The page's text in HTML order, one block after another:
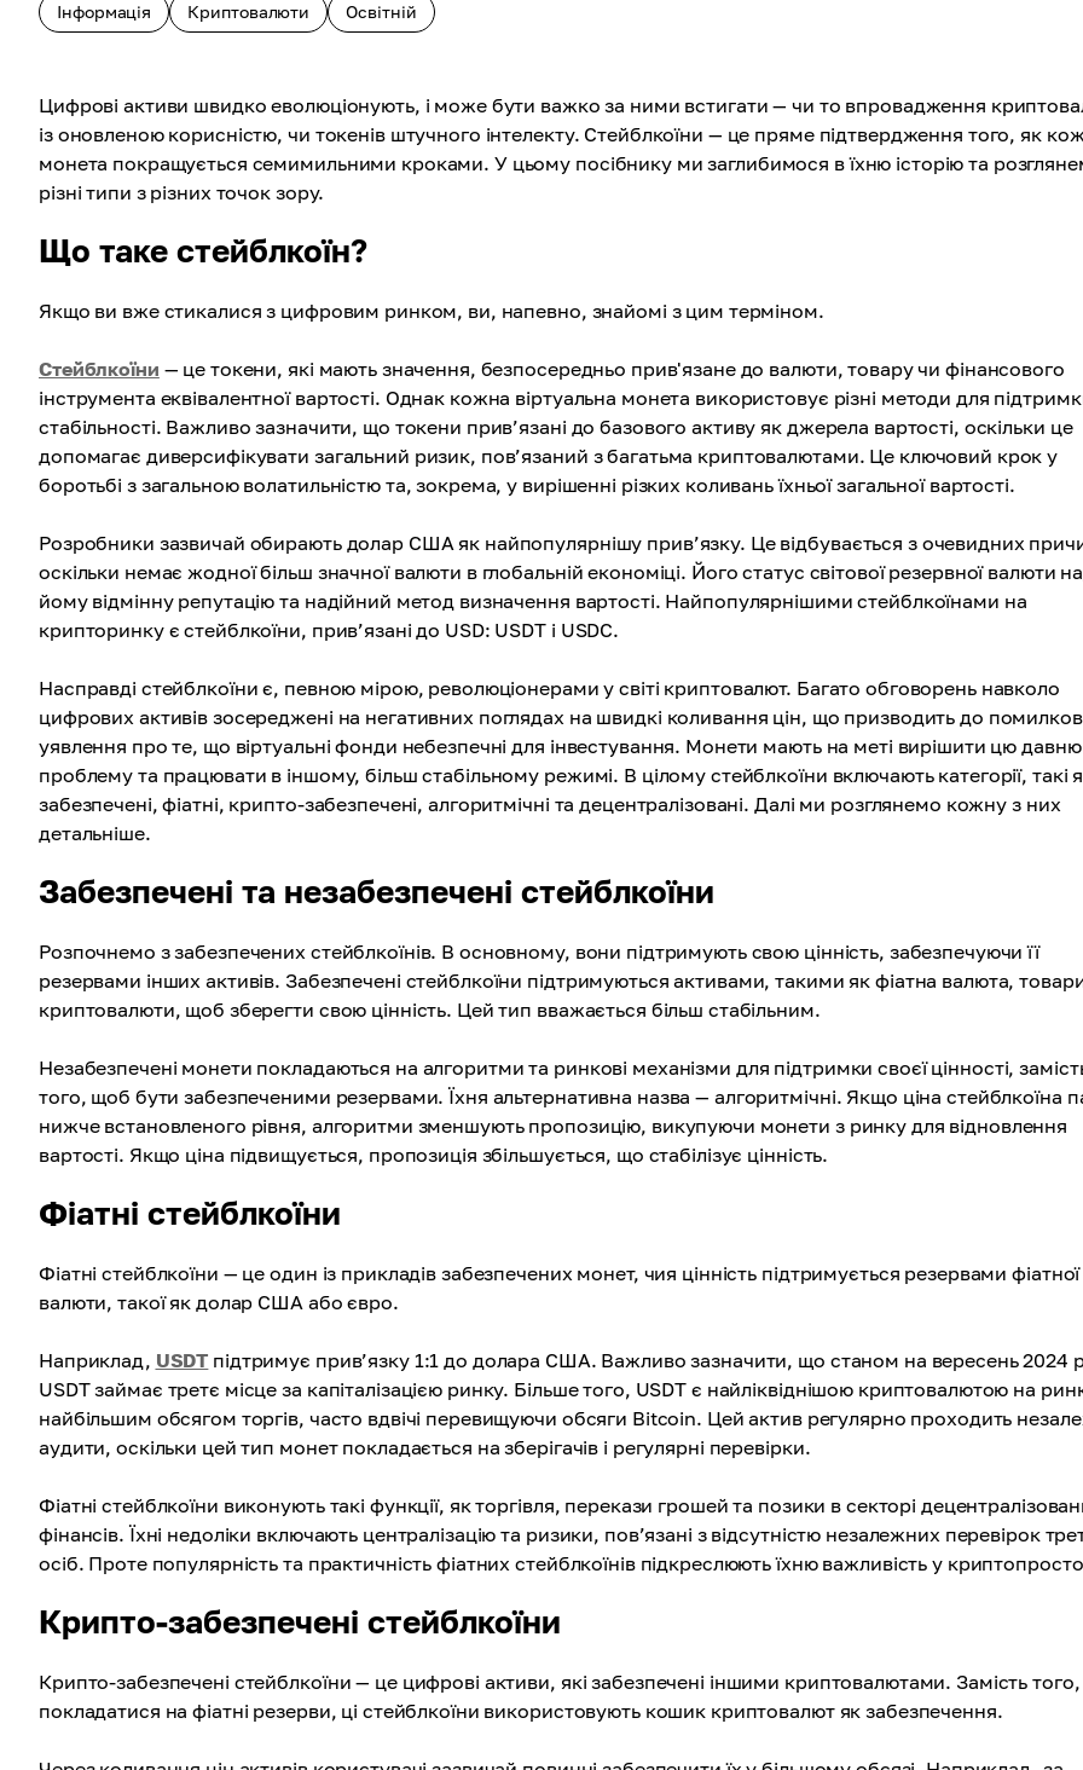
Інформація Криптовалюти Освітній
Цифрові активи швидко еволюціонують, і може бути важко за ними встигати — чи то впровадження
із оновленою корисністю, чи токенів штучного інтелекту. Стейблкоїни — це пряме підтвердження того, як
монета покращується семимильними кроками. У цьому посібнику ми заглибимося в їхню історію та
різні типи з різних точок зору.
Що таке стейблкоїн?
Якщо ви вже стикалися з цифровим ринком, ви, напевно, знайомі з цим терміном.
Стейблкоїни — це токени, які мають значення, безпосередньо прив'язане до валюти, товару чи фінансового
інструмента еквівалентної вартості. Однак кожна віртуальна монета використовує різні методи для
стабільності. Важливо зазначити, що токени прив’язані до базового активу як джерела вартості, оскільки це
допомагає диверсифікувати загальний ризик, пов’язаний з багатьма криптовалютами. Це ключовий крок у
боротьбі з загальною волатильністю та, зокрема, у вирішенні різких коливань їхньої загальної вартості.
Розробники зазвичай обирають долар США як найпопулярнішу прив’язку. Це відбувається з очевидних
оскільки немає жодної більш значної валюти в глобальній економіці. Його статус світової резервної валюти
йому відмінну репутацію та надійний метод визначення вартості. Найпопулярнішими стейблкоїнами на
крипторинку є стейблкоїни, прив’язані до USD: USDT і USDC.
Насправді стейблкоїни є, певною мірою, революціонерами у світі криптовалют. Багато обговорень навколо
цифрових активів зосереджені на негативних поглядах на швидкі коливання цін, що призводить до
уявлення про те, що віртуальні фонди небезпечні для інвестування. Монети мають на меті вирішити цю давню
проблему та працювати в іншому, більш стабільному режимі. В цілому стейблкоїни включають категорії, такі
забезпечені, фіатні, крипто-забезпечені, алгоритмічні та децентралізовані. Далі ми розглянемо кожну з них
детальніше.
Забезпечені та незабезпечені стейблкоїни
Розпочнемо з забезпечених стейблкоїнів. В основному, вони підтримують свою цінність, забезпечуючи її
резервами інших активів. Забезпечені стейблкоїни підтримуються активами, такими як фіатна валюта,
криптовалюти, щоб зберегти свою цінність. Цей тип вважається більш стабільним.
Незабезпечені монети покладаються на алгоритми та ринкові механізми для підтримки своєї цінності,
того, щоб бути забезпеченими резервами. Їхня альтернативна назва — алгоритмічні. Якщо ціна стейблкоїна
нижче встановленого рівня, алгоритми зменшують пропозицію, викупуючи монети з ринку для відновлення
вартості. Якщо ціна підвищується, пропозиція збільшується, що стабілізує цінність.
Фіатні стейблкоїни
Фіатні стейблкоїни — це один із прикладів забезпечених монет, чия цінність підтримується резервами фіатної
валюти, такої як долар США або євро.
Наприклад, USDT підтримує прив’язку 1:1 до долара США. Важливо зазначити, що станом на вересень 2024
USDT займає третє місце за капіталізацією ринку. Більше того, USDT є найліквіднішою криптовалютою на
найбільшим обсягом торгів, часто вдвічі перевищуючи обсяги Bitcoin. Цей актив регулярно проходить
аудити, оскільки цей тип монет покладається на зберігачів і регулярні перевірки.
Фіатні стейблкоїни виконують такі функції, як торгівля, перекази грошей та позики в секторі
фінансів. Їхні недоліки включають централізацію та ризики, пов’язані з відсутністю незалежних перевірок
осіб. Проте популярність та практичність фіатних стейблкоїнів підкреслюють їхню важливість у
Крипто-забезпечені стейблкоїни
Крипто-забезпечені стейблкоїни — це цифрові активи, які забезпечені іншими криптовалютами. Замість
покладатися на фіатні резерви, ці стейблкоїни використовують кошик криптовалют як забезпечення.